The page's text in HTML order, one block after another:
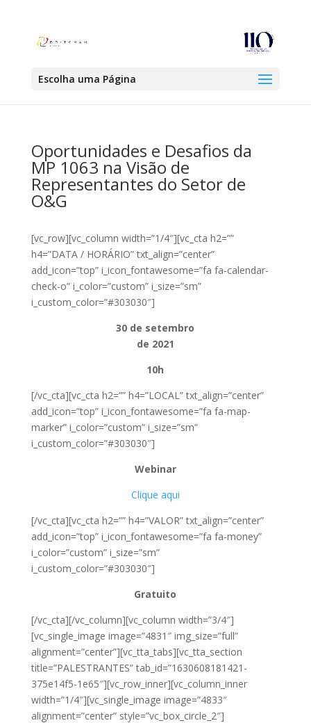
Escolha uma Página
Oportunidades e Desafios da
MP 1063 na Visão de
Representantes do Setor de
O&G
[vc_row][vc_column width=”1/4″][vc_cta h2=””
h4=”DATA / HORÁRIO” txt_align=”center”
add_icon=”top” i_icon_fontawesome=”fa fa-calendar-
check-o” i_color=”custom” i_size=”sm”
i_custom_color=”#303030″]
30 de setembro
de 2021
10h
[/vc_cta][vc_cta h2=”” h4=”LOCAL” txt_align=”center”
add_icon=”top” i_icon_fontawesome=”fa fa-map-
marker” i_color=”custom” i_size=”sm”
i_custom_color=”#303030″]
Webinar
Clique aqui
[/vc_cta][vc_cta h2=”” h4=”VALOR” txt_align=”center”
add_icon=”top” i_icon_fontawesome=”fa fa-money”
i_color=”custom” i_size=”sm”
i_custom_color=”#303030″]
Gratuito
[/vc_cta][/vc_column][vc_column width=”3/4″]
[vc_single_image image=”4831″ img_size=”full”
alignment=”center”][vc_tta_tabs][vc_tta_section
title=”PALESTRANTES” tab_id=”1630608181421-
375e14f5-1e65″][vc_row_inner][vc_column_inner
width=”1/4″][vc_single_image image=”4833″
alignment=”center” style=”vc_box_circle_2″]